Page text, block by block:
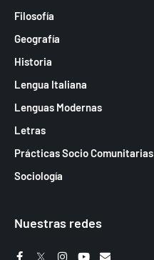
Filosofía
Geografía
Historia
Lengua Italiana
Lenguas Modernas
Letras
Prácticas Socio Comunitarias
Sociología
Nuestras redes